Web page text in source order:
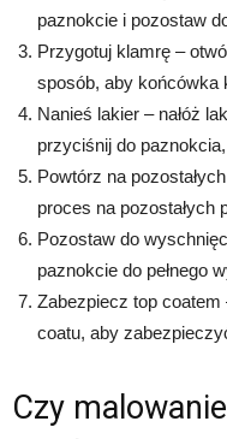
paznokcie i pozostaw
Przygotuj klamrę –
sposób, aby końcówka
Nanieś lakier – nałóż
przyciśnij do
Powtórz na
proces na pozostałych
Pozostaw do
paznokcie do pełnego
Zabezpiecz top coatem
coatu, aby
Czy